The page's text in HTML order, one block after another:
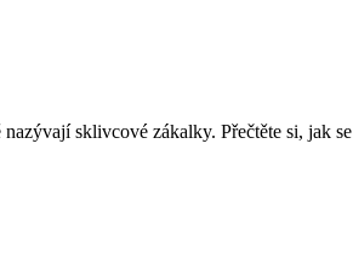
sklivcové zákalky. Přečtěte si, jak